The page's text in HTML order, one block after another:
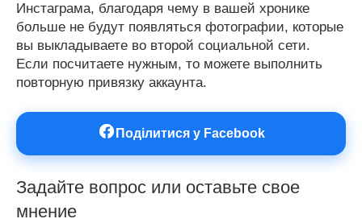
Инстаграма, благодаря чему в вашей хронике
больше не будут появляться фотографии, которые
вы выкладываете во второй социальной сети.
Если посчитаете нужным, то можете выполнить
повторную привязку аккаунта.
Поділитися у Facebook
Задайте вопрос или оставьте свое
мнение